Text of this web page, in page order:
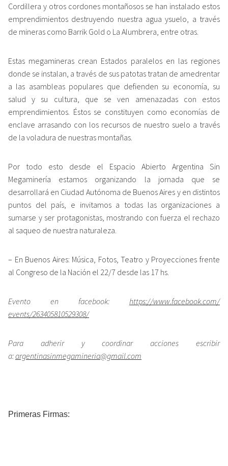
Cordillera y otros cordones montañosos se han instalado estos
emprendimientos destruyendo nuestra agua ysuelo, a través
de mineras como Barrik Gold o La Alumbrera, entre otras.
Estas megamineras crean Estados paralelos en las regiones
donde se instalan, a través de sus patotas tratan de amedrentar
a las asambleas populares que defienden su economía, su
salud y su cultura, que se ven amenazadas con estos
emprendimientos. Éstos se constituyen como economías de
enclave arrasando con los recursos de nuestro suelo a través
de la voladura de nuestras montañas.
Por todo esto desde el Espacio Abierto Argentina Sin
Megaminería estamos organizando la jornada que se
desarrollará en Ciudad Autónoma de Buenos Aires y en distintos
puntos del país, e invitamos a todas las organizaciones a
sumarse y ser protagonistas, mostrando con fuerza el rechazo
al saqueo de nuestra naturaleza.
– En Buenos Aires: Música, Fotos, Teatro y Proyecciones frente
al Congreso de la Nación el 22/7 desde las 17 hs.
Evento en facebook: https://www.facebook.com/
events/263405810529308/
Para adherir y coordinar acciones escribir
a:argentinasinmegamineria@gmail.com
Primeras Firmas: